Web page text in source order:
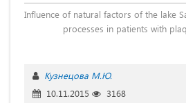
Influence of natural factors of the lake
processes in patients with
Кузнецова М.Ю.
10.11.2015
3168